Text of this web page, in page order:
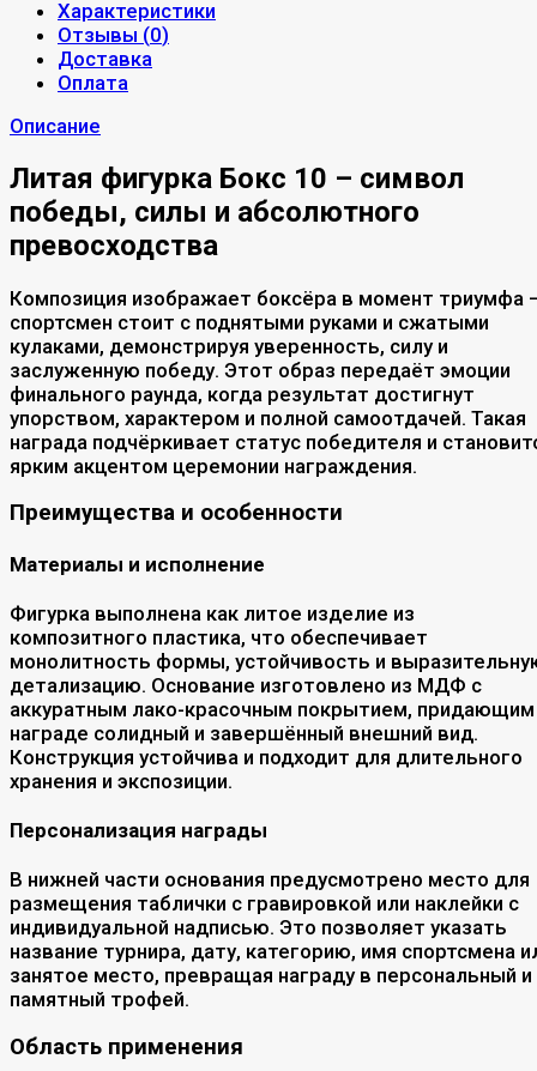
Характеристики
Отзывы (0)
Доставка
Оплата
Описание
Литая фигурка Бокс 10 – символ
победы, силы и абсолютного
превосходства
Композиция изображает боксёра в момент триумфа
спортсмен стоит с поднятыми руками и сжатыми
кулаками, демонстрируя уверенность, силу и
заслуженную победу. Этот образ передаёт эмоции
финального раунда, когда результат достигнут
упорством, характером и полной самоотдачей. Такая
награда подчёркивает статус победителя и
ярким акцентом церемонии награждения.
Преимущества и особенности
Материалы и исполнение
Фигурка выполнена как литое изделие из
композитного пластика, что обеспечивает
монолитность формы, устойчивость и
детализацию. Основание изготовлено из МДФ с
аккуратным лако-красочным покрытием, придающим
награде солидный и завершённый внешний вид.
Конструкция устойчива и подходит для длительного
хранения и экспозиции.
Персонализация награды
В нижней части основания предусмотрено место для
размещения таблички с гравировкой или наклейки с
индивидуальной надписью. Это позволяет указать
название турнира, дату, категорию, имя спортсмена
занятое место, превращая награду в персональный и
памятный трофей.
Область применения